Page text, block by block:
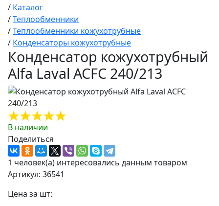
/ Каталог
/Теплообменники
/Теплообменники кожухотрубные
/ Конденсаторы кожухотрубные
Конденсатор кожухотрубный
Alfa Laval ACFC 240/213
В наличии
Поделиться
1 человек(а) интересовались данным товаром
Артикул: 36541
Цена за шт: